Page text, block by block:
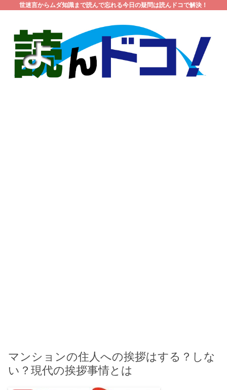
世迷言からムダ知識まで読んで忘れる今日の疑問は読んドコで解決！
マンションの住人への挨拶はする？しな
い？現代の挨拶事情とは